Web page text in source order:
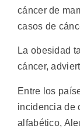
cáncer de
casos de
La obesidad
cáncer,
Entre los
incidencia de
alfabético,